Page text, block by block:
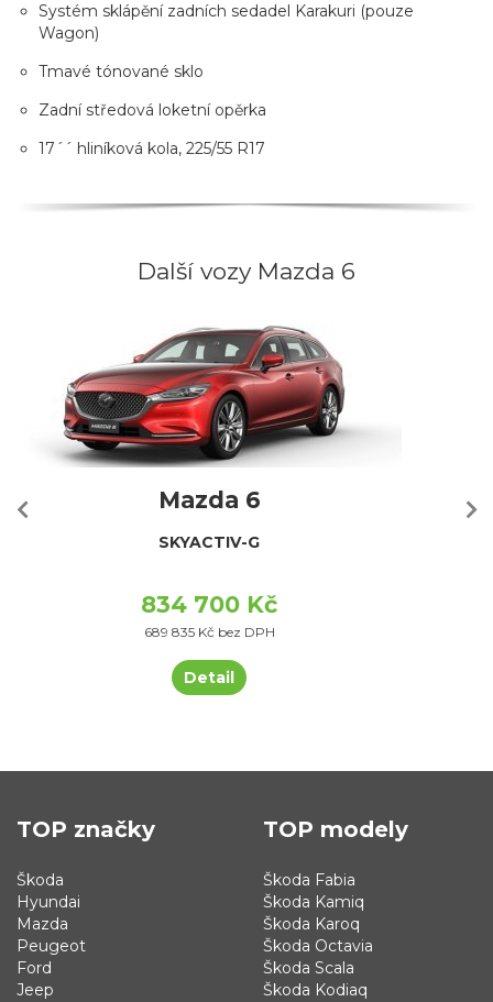
Systém sklápění zadních sedadel Karakuri (pouze
Wagon)
Tmavé tónované sklo
Zadní středová loketní opěrka
17´´ hliníková kola, 225/55 R17
Další vozy Mazda 6
Mazda 6
SKYACTIV-G
834 700 Kč
689 835 Kč bez DPH
Detail
TOP značky
Škoda
Hyundai
Mazda
Peugeot
Ford
Jeep
TOP modely
Škoda Fabia
Škoda Kamiq
Škoda Karoq
Škoda Octavia
Škoda Scala
Škoda Kodiaq